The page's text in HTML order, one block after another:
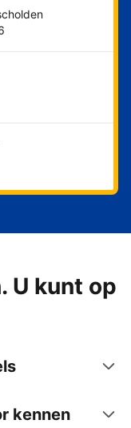
U kunt op
kennen